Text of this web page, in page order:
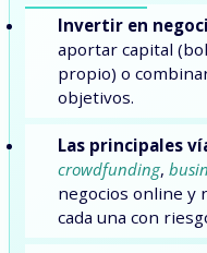
Invertir en
aportar capital
propio) o
objetivos.
Las principales
crowdfunding,
negocios online y
cada una con